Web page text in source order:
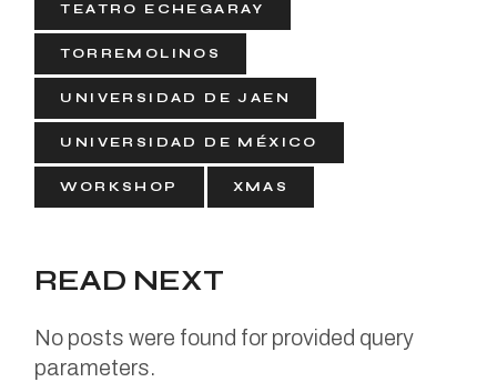
TEATRO ECHEGARAY
TORREMOLINOS
UNIVERSIDAD DE JAEN
UNIVERSIDAD DE MÉXICO
WORKSHOP XMAS
READ NEXT
No posts were found for provided query
parameters.